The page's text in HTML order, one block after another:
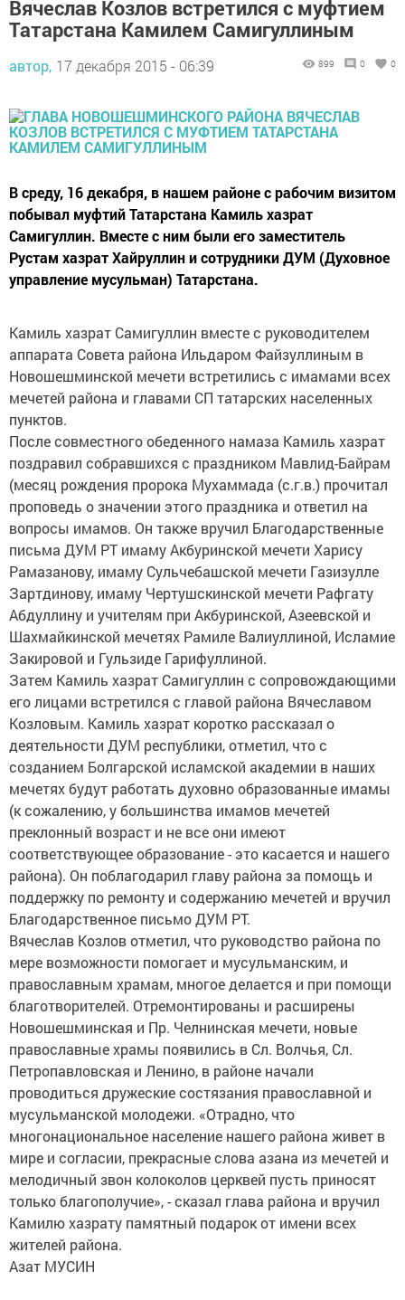
Вячеслав Козлов встретился с муфтием
Татарстана Камилем Самигуллиным
автор, 17 декабря 2015 - 06:39 899 0 0
В среду, 16 декабря, в нашем районе с рабочим визитом
побывал муфтий Татарстана Камиль хазрат
Самигуллин. Вместе с ним были его заместитель
Рустам хазрат Хайруллин и сотрудники ДУМ (Духовное
управление мусульман) Татарстана.
Камиль хазрат Самигуллин вместе с руководителем
аппарата Совета района Ильдаром Файзуллиным в
Новошешминской мечети встретились с имамами всех
мечетей района и главами СП татарских населенных
пунктов.
После совместного обеденного намаза Камиль хазрат
поздравил собравшихся с праздником Мавлид-Байрам
(месяц рождения пророка Мухаммада (с.г.в.) прочитал
проповедь о значении этого праздника и ответил на
вопросы имамов. Он также вручил Благодарственные
письма ДУМ РТ имаму Акбуринской мечети Харису
Рамазанову, имаму Сульчебашской мечети Газизулле
Зартдинову, имаму Чертушскинской мечети Рафгату
Абдуллину и учителям при Акбуринской, Азеевской и
Шахмайкинской мечетях Рамиле Валиуллиной, Исламие
Закировой и Гульзиде Гарифуллиной.
Затем Камиль хазрат Самигуллин с сопровождающими
его лицами встретился с главой района Вячеславом
Козловым. Камиль хазрат коротко рассказал о
деятельности ДУМ республики, отметил, что с
созданием Болгарской исламской академии в наших
мечетях будут работать духовно образованные имамы
(к сожалению, у большинства имамов мечетей
преклонный возраст и не все они имеют
соответствующее образование - это касается и нашего
района). Он поблагодарил главу района за помощь и
поддержку по ремонту и содержанию мечетей и вручил
Благодарственное письмо ДУМ РТ.
Вячеслав Козлов отметил, что руководство района по
мере возможности помогает и мусульманским, и
православным храмам, многое делается и при помощи
благотворителей. Отремонтированы и расширены
Новошешминская и Пр. Челнинская мечети, новые
православные храмы появились в Сл. Волчья, Сл.
Петропавловская и Ленино, в районе начали
проводиться дружеские состязания православной и
мусульманской молодежи. «Отрадно, что
многонациональное население нашего района живет в
мире и согласии, прекрасные слова азана из мечетей и
мелодичный звон колоколов церквей пусть приносят
только благополучие», - сказал глава района и вручил
Камилю хазрату памятный подарок от имени всех
жителей района.
Азат МУСИН